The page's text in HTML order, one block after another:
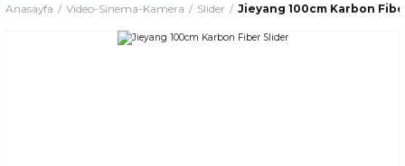
Anasayfa Video-Sinema-Kamera Slider Jieyang 100cm Karbon